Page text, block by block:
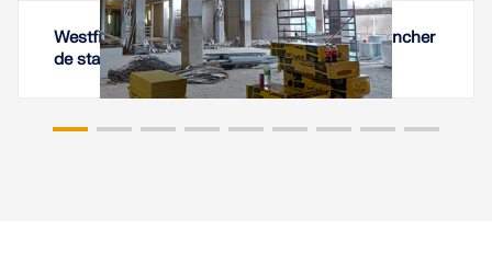
Westfield Černý Most - Renforcement de plancher
de stationnement